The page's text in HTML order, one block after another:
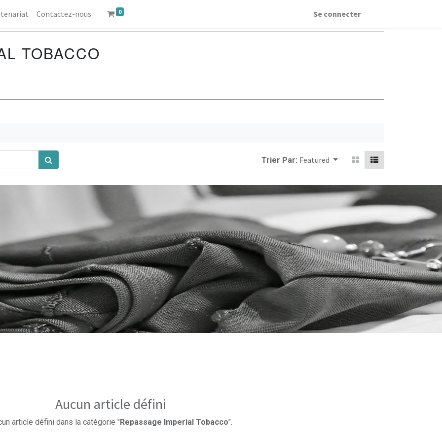
Contactez-nous 0 Se connecter
TOBACCO
Trier Par: Featured
Aucun article défini
article défini dans la catégorie " Repassage Imperial Tobacco".